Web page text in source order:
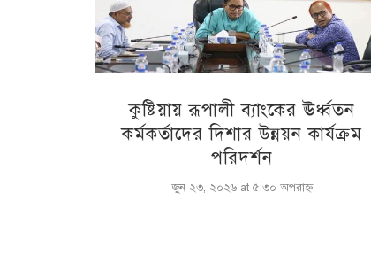
কুষ্টিয়ায় রূপালী ব্যাংকের ঊর্ধ্বতন
কর্মকর্তাদের দিশার উন্নয়ন কার্যক্রম
পরিদর্শন
জুন ২৩, ২০২৬ at ৫:৩০ অপরাহ্ণ